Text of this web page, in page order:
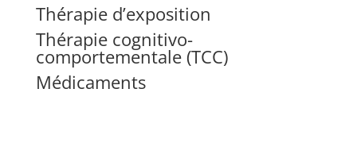
Thérapie d’exposition
Thérapie cognitivo-
comportementale (TCC)
Médicaments